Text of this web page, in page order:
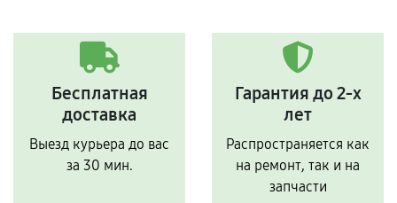
Бесплатная
доставка
Выезд курьера до вас
за 30 мин.
Гарантия до 2-х
лет
Распространяется как
на ремонт, так и на
запчасти